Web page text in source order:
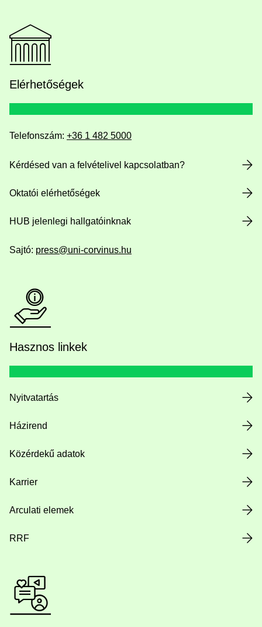
Elérhetőségek
Telefonszám: +36 1 482 5000
Kérdésed van a felvételivel kapcsolatban?
Oktatói elérhetőségek
HUB jelenlegi hallgatóinknak
Sajtó: press@uni-corvinus.hu
Hasznos linkek
Nyitvatartás
Házirend
Közérdekű adatok
Karrier
Arculati elemek
RRF